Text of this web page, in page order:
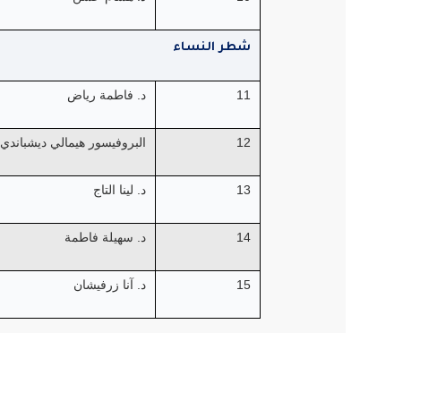
شطر النساء
11 د. فاطمة رياض
12 البروفيسور هيمالي ديشباندي
13 د. لينا التاج
14 د. سهيلة فاطمة
15 د. آنا زرفيشان